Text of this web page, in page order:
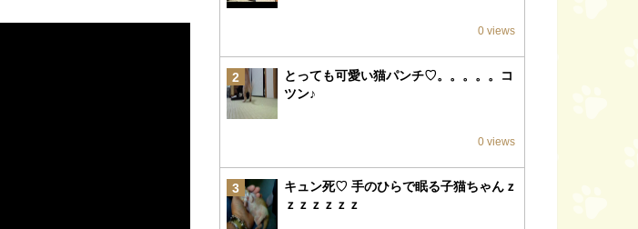
0 views
2
とっても可愛い猫パンチ♡。。。。。コ
ツン♪
0 views
3
キュン死♡ 手のひらで眠る子猫ちゃんｚ
ｚｚｚｚｚｚ